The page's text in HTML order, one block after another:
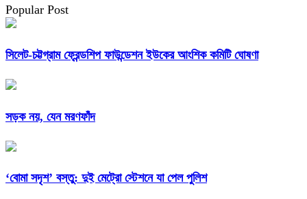
Popular Post
সিলেট-চট্টগ্রাম ফ্রেন্ডশিপ ফাউন্ডেশন ইউকের আংশিক কমিটি ঘোষণা
সড়ক নয়, যেন মরণফাঁদ
‘বোমা সদৃশ’ বস্তু: দুই মেট্রো স্টেশনে যা পেল পুলিশ